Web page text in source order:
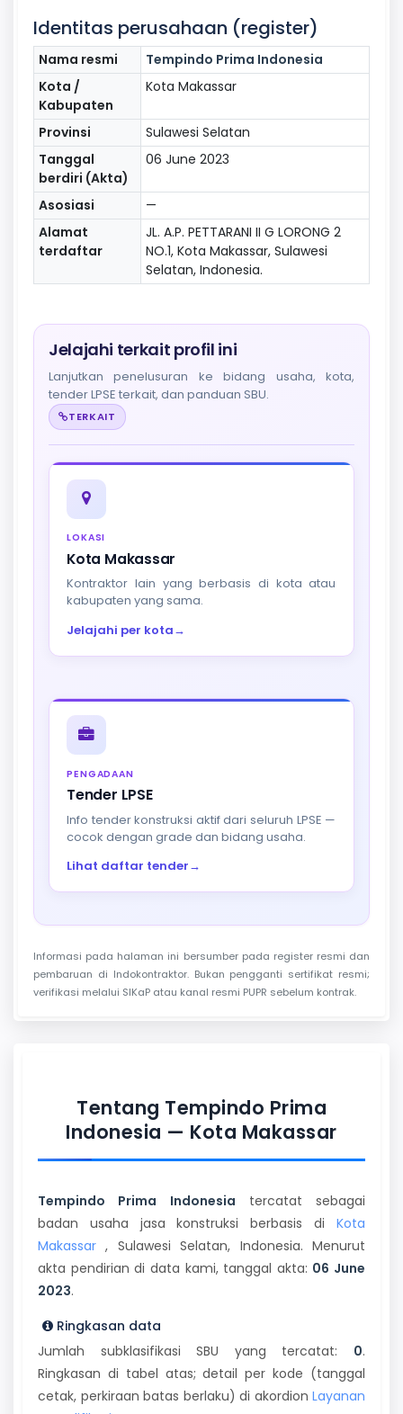
Identitas perusahaan (register)
Nama resmi
Tempindo Prima Indonesia
Kota /
Kabupaten
Kota Makassar
Provinsi
Sulawesi Selatan
Tanggal
berdiri (Akta)
06 June 2023
Asosiasi
—
Alamat
terdaftar
JL. A.P. PETTARANI II G LORONG 2
NO.1, Kota Makassar, Sulawesi
Selatan, Indonesia.
Jelajahi terkait profil ini
Lanjutkan penelusuran ke bidang usaha, kota,
tender LPSE terkait, dan panduan SBU.
TERKAIT
LOKASI
Kota Makassar
Kontraktor lain yang berbasis di kota atau
kabupaten yang sama.
Jelajahi per kota→
PENGADAAN
Tender LPSE
Info tender konstruksi aktif dari seluruh LPSE —
cocok dengan grade dan bidang usaha.
Lihat daftar tender→
Informasi pada halaman ini bersumber pada register resmi dan
pembaruan di Indokontraktor. Bukan pengganti sertifikat resmi;
verifikasi melalui SIKaP atau kanal resmi PUPR sebelum kontrak.
Tentang Tempindo Prima
Indonesia — Kota Makassar
Tempindo Prima Indonesia tercatat sebagai
badan usaha jasa konstruksi berbasis di Kota
Makassar , Sulawesi Selatan, Indonesia. Menurut
akta pendirian di data kami, tanggal akta: 06 June
2023.
Ringkasan data
Jumlah subklasifikasi SBU yang tercatat: 0.
Ringkasan di tabel atas; detail per kode (tanggal
cetak, perkiraan batas berlaku) di akordion Layanan